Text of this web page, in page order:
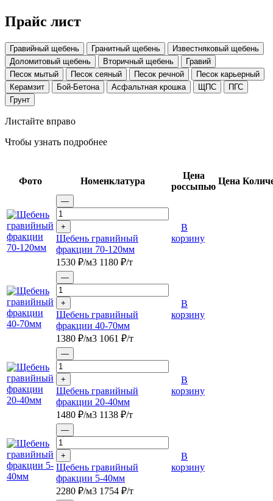
Прайс лист
Гравийный щебень Гранитный щебень
Известняковый щебень
Доломитовый щебень
Вторичный щебень
Гравий
Песок мытый
Песок сеяный Песок речной
Песок карьерный
Керамзит
Бой-Бетона Асфальтная крошка ЩПС
ПГС
Грунт
Листайте вправо
Чтобы узнать подробнее
Фото Номенклатура
Цена
россыпью
Цена
—
+
Щебень гравийный
фракции 70-120мм
1530 ₽/м3 1180 ₽/т
В
корзину
—
+
Щебень гравийный
фракции 40-70мм
1380 ₽/м3 1061 ₽/т
В
корзину
—
+
Щебень гравийный
фракции 20-40мм
1480 ₽/м3 1138 ₽/т
В
корзину
—
+
Щебень гравийный
фракции 5-40мм
2280 ₽/м3 1754 ₽/т
В
корзину